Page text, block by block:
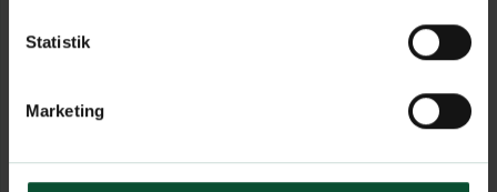
Statistik
Marketing